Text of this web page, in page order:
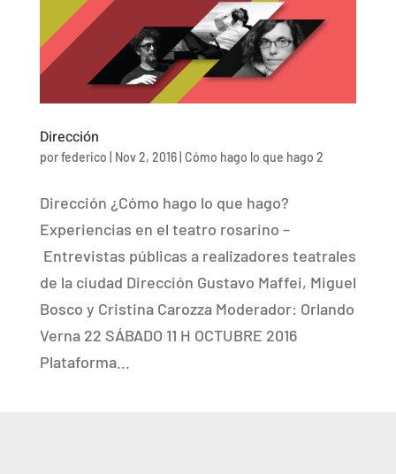
Dirección
porfederico Nov 2, 2016| Cómo hago lo que hago 2
Dirección ¿Cómo hago lo que hago?
Experiencias en el teatro rosarino –
Entrevistas públicas a realizadores teatrales
de la ciudad Dirección Gustavo Maffei, Miguel
Bosco y Cristina Carozza Moderador: Orlando
Verna 22 SÁBADO 11 H OCTUBRE 2016
Plataforma...